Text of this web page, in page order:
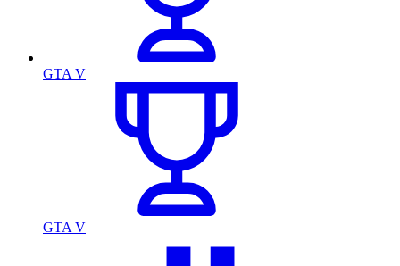
GTA V
GTA V